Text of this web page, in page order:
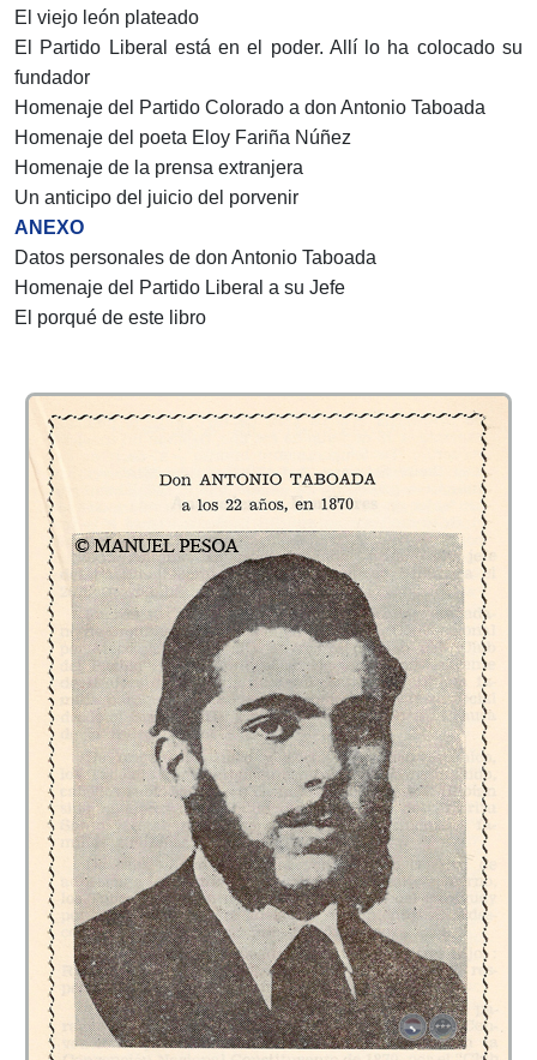
El viejo león plateado
El Partido Liberal está en el poder. Allí lo ha colocado su
fundador
Homenaje del Partido Colorado a don Antonio Taboada
Homenaje del poeta Eloy Fariña Núñez
Homenaje de la prensa extranjera
Un anticipo del juicio del porvenir
ANEXO
Datos personales de don Antonio Taboada
Homenaje del Partido Liberal a su Jefe
El porqué de este libro